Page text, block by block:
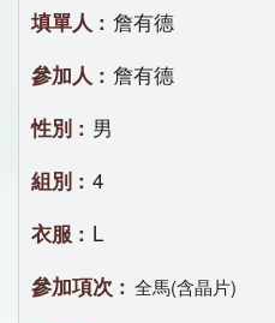
詹有德
詹有德
男
4
L
全馬(含晶片)